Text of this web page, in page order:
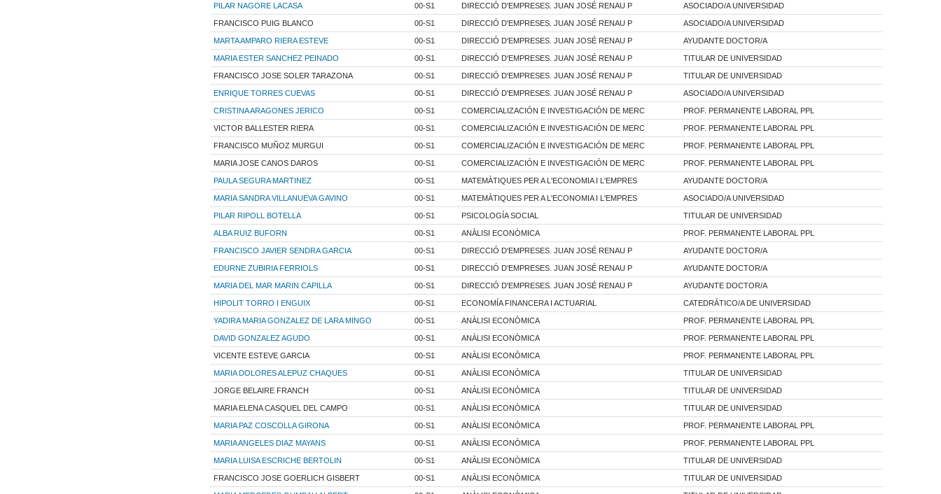
PILAR NAGORE LACASA 00-S1 DIRECCIÓ D'EMPRESES. JUAN JOSÉ RENAU P ASOCIADO/A UNIVERSIDAD
FRANCISCO PUIG BLANCO 00-S1 DIRECCIÓ D'EMPRESES. JUAN JOSÉ RENAU P ASOCIADO/A UNIVERSIDAD
MARTA AMPARO RIERA ESTEVE 00-S1 DIRECCIÓ D'EMPRESES. JUAN JOSÉ RENAU P AYUDANTE DOCTOR/A
MARIA ESTER SANCHEZ PEINADO 00-S1 DIRECCIÓ D'EMPRESES. JUAN JOSÉ RENAU P TITULAR DE UNIVERSIDAD
FRANCISCO JOSE SOLER TARAZONA 00-S1 DIRECCIÓ D'EMPRESES. JUAN JOSÉ RENAU P TITULAR DE UNIVERSIDAD
ENRIQUE TORRES CUEVAS 00-S1 DIRECCIÓ D'EMPRESES. JUAN JOSÉ RENAU P ASOCIADO/A UNIVERSIDAD
CRISTINA ARAGONES JERICO 00-S1 COMERCIALIZACIÓN E INVESTIGACIÓN DE MERC PROF. PERMANENTE LABORAL PPL
VICTOR BALLESTER RIERA 00-S1 COMERCIALIZACIÓN E INVESTIGACIÓN DE MERC PROF. PERMANENTE LABORAL PPL
FRANCISCO MUÑOZ MURGUI 00-S1 COMERCIALIZACIÓN E INVESTIGACIÓN DE MERC PROF. PERMANENTE LABORAL PPL
MARIA JOSE CANOS DAROS 00-S1 COMERCIALIZACIÓN E INVESTIGACIÓN DE MERC PROF. PERMANENTE LABORAL PPL
PAULA SEGURA MARTINEZ 00-S1 MATEMÀTIQUES PER A L'ECONOMIA I L'EMPRES AYUDANTE DOCTOR/A
MARIA SANDRA VILLANUEVA GAVINO 00-S1 MATEMÀTIQUES PER A L'ECONOMIA I L'EMPRES ASOCIADO/A UNIVERSIDAD
PILAR RIPOLL BOTELLA 00-S1 PSICOLOGÍA SOCIAL TITULAR DE UNIVERSIDAD
ALBA RUIZ BUFORN 00-S1 ANÀLISI ECONÒMICA PROF. PERMANENTE LABORAL PPL
FRANCISCO JAVIER SENDRA GARCIA 00-S1 DIRECCIÓ D'EMPRESES. JUAN JOSÉ RENAU P AYUDANTE DOCTOR/A
EDURNE ZUBIRIA FERRIOLS 00-S1 DIRECCIÓ D'EMPRESES. JUAN JOSÉ RENAU P AYUDANTE DOCTOR/A
MARIA DEL MAR MARIN CAPILLA 00-S1 DIRECCIÓ D'EMPRESES. JUAN JOSÉ RENAU P AYUDANTE DOCTOR/A
HIPOLIT TORRO I ENGUIX 00-S1 ECONOMÍA FINANCERA I ACTUARIAL CATEDRÁTICO/A DE UNIVERSIDAD
YADIRA MARIA GONZALEZ DE LARA MINGO 00-S1 ANÀLISI ECONÒMICA PROF. PERMANENTE LABORAL PPL
DAVID GONZALEZ AGUDO 00-S1 ANÀLISI ECONÒMICA PROF. PERMANENTE LABORAL PPL
VICENTE ESTEVE GARCIA 00-S1 ANÀLISI ECONÒMICA PROF. PERMANENTE LABORAL PPL
MARIA DOLORES ALEPUZ CHAQUES 00-S1 ANÀLISI ECONÒMICA TITULAR DE UNIVERSIDAD
JORGE BELAIRE FRANCH 00-S1 ANÀLISI ECONÒMICA TITULAR DE UNIVERSIDAD
MARIA ELENA CASQUEL DEL CAMPO 00-S1 ANÀLISI ECONÒMICA TITULAR DE UNIVERSIDAD
MARIA PAZ COSCOLLA GIRONA 00-S1 ANÀLISI ECONÒMICA PROF. PERMANENTE LABORAL PPL
MARIA ANGELES DIAZ MAYANS 00-S1 ANÀLISI ECONÒMICA PROF. PERMANENTE LABORAL PPL
MARIA LUISA ESCRICHE BERTOLIN 00-S1 ANÀLISI ECONÒMICA TITULAR DE UNIVERSIDAD
FRANCISCO JOSE GOERLICH GISBERT 00-S1 ANÀLISI ECONÒMICA TITULAR DE UNIVERSIDAD